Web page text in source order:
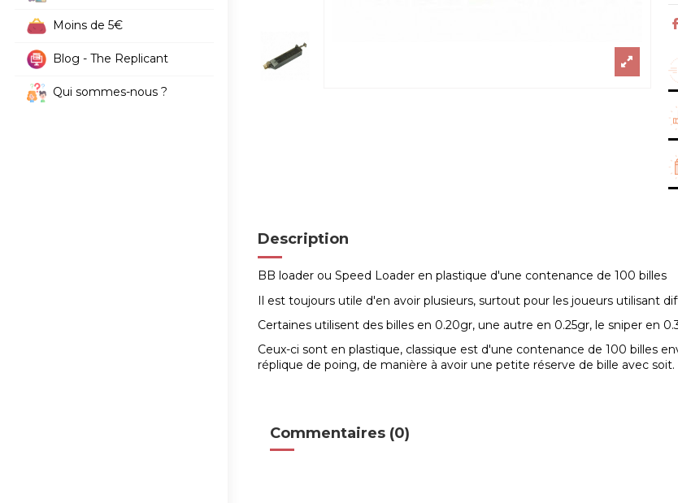
Moins de 5€
Blog - The Replicant
Qui sommes-nous ?
Description
BB loader ou Speed Loader en plastique d'une contenance de 100 billes
Il est toujours utile d'en avoir plusieurs, surtout pour les joueurs utilisant
Certaines utilisent des billes en 0.20gr, une autre en 0.25gr, le sniper en
Ceux-ci sont en plastique, classique est d'une contenance de 100 billes
réplique de poing, de manière à avoir une petite réserve de bille avec soit.
Commentaires (0)